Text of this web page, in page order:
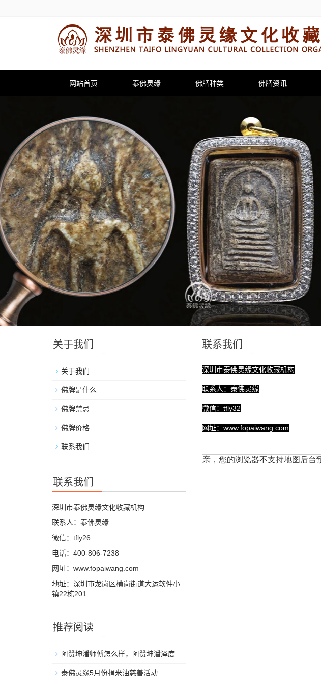
网站首页 泰佛灵缘 佛牌种类 佛牌资讯
联系我们
深圳市泰佛灵缘文化收藏机构
联系人：泰佛灵缘
微信：tfly32
网址：www.fopaiwang.com
关于我们
关于我们
佛牌是什么
佛牌禁忌
佛牌价格
联系我们
联系我们
深圳市泰佛灵缘文化收藏机构
联系人：泰佛灵缘
微信：tfly26
电话：400-806-7238
网址：www.fopaiwang.com
地址：深圳市龙岗区横岗街道大运软件小
镇22栋201
推荐阅读
阿赞坤潘师傅怎么样，阿赞坤潘泽度...
泰佛灵缘5月份捐米油慈善活动...